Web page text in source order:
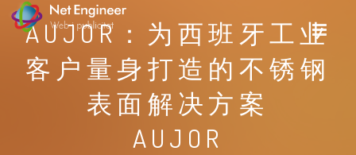
AUJOR：为西班牙工业
客户量身打造的不锈钢
表面解决方案
AUJOR